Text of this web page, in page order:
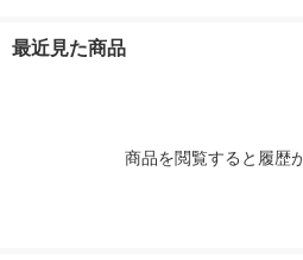
最近見た商品
商品を閲覧すると履歴